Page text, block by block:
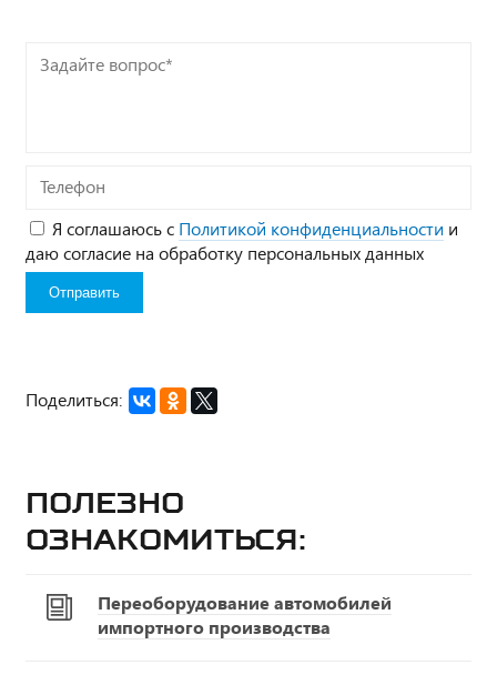
Задайте
вопрос*
Телефон
Я соглашаюсь с Политикой конфиденциальности и
даю согласие на обработку персональных данных
Поделиться:
Полезно
ознакомиться:
Переоборудование автомобилей
импортного производства